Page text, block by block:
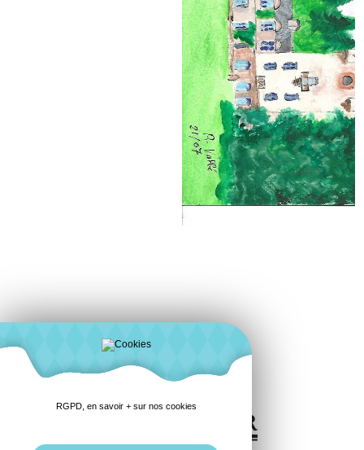
Monday live
RGPD, en savoir + sur nos cookies